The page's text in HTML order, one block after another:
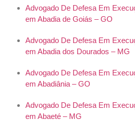
Advogado De Defesa Em
em Abadia de Goiás – GO
Advogado De Defesa Em
em Abadia dos Dourados – MG
Advogado De Defesa Em
em Abadiânia – GO
Advogado De Defesa Em
em Abaeté – MG